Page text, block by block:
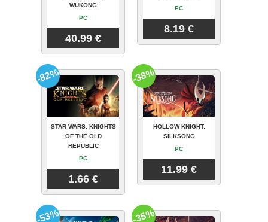
WUKONG
PC
40.99 €
PC
8.19 €
STAR WARS: KNIGHTS
OF THE OLD
REPUBLIC
PC
1.66 €
-82%
HOLLOW KNIGHT:
SILKSONG
PC
11.99 €
-38%
-53% -35%